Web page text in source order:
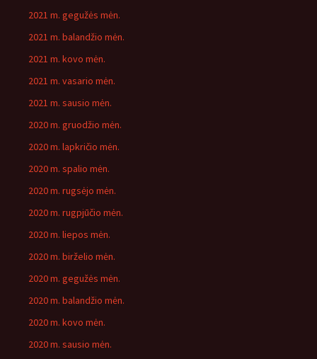
2021 m. gegužės mėn.
2021 m. balandžio mėn.
2021 m. kovo mėn.
2021 m. vasario mėn.
2021 m. sausio mėn.
2020 m. gruodžio mėn.
2020 m. lapkričio mėn.
2020 m. spalio mėn.
2020 m. rugsėjo mėn.
2020 m. rugpjūčio mėn.
2020 m. liepos mėn.
2020 m. birželio mėn.
2020 m. gegužės mėn.
2020 m. balandžio mėn.
2020 m. kovo mėn.
2020 m. sausio mėn.